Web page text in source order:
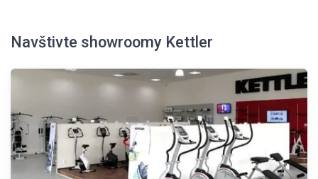
Navštivte showroomy Kettler